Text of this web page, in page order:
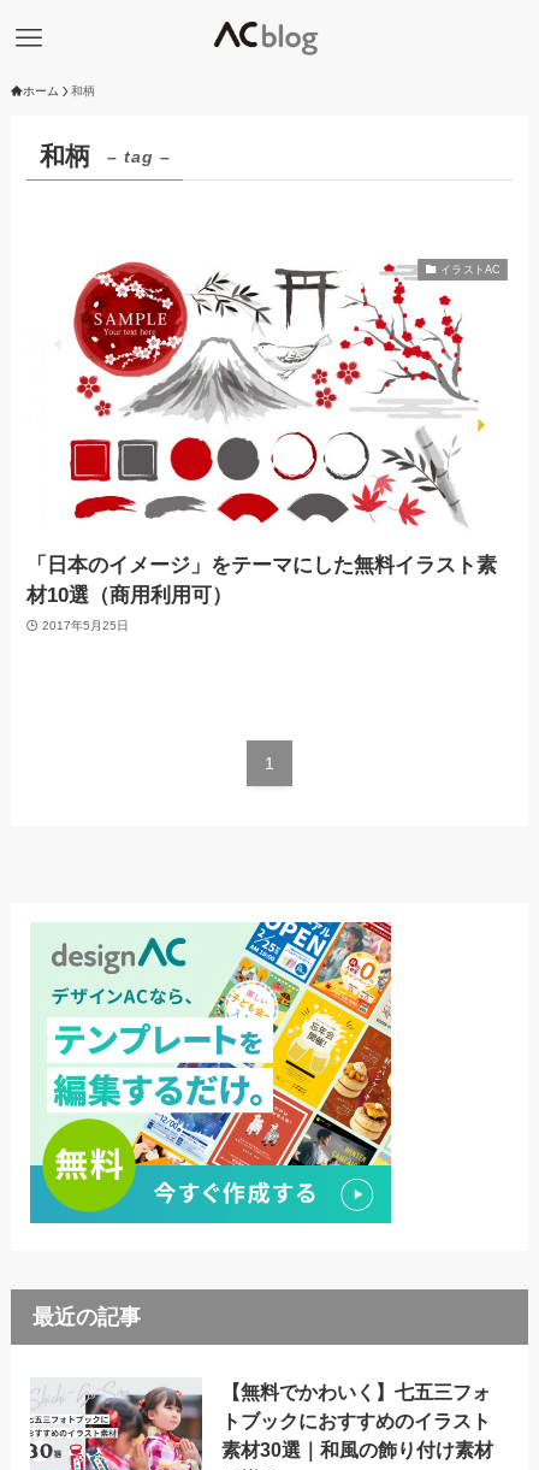
ホーム 和柄
和柄 – tag –
イラストAC
「日本のイメージ」をテーマにした無料イラスト素
材10選（商用利用可）
2017年5月25日
1
最近の記事
【無料でかわいく】七五三フォ
トブックにおすすめのイラスト
素材30選｜和風の飾り付け素材